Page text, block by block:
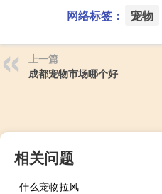
网络标签： 宠物
上一篇
成都宠物市场哪个好
相关问题
什么宠物拉风